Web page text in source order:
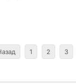
1 2 3